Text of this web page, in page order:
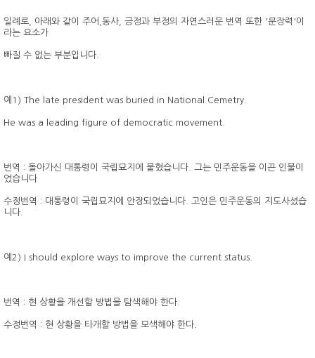
일례로, 아래와 같이 주어,동사, 긍정과 부정의 자연스러운 번역 또한 '문장력'이
라는 요소가
빠질 수 없는 부분입니다.
예1) The late president was buried in National Cemetry.
He was a leading figure of democratic movement.
번역 : 돌아가신 대통령이 국립묘지에 뭍혔습니다. 그는 민주운동을 이끈 인물이
었습니다
수정번역 : 대통령이 국립묘지에 안장되었습니다. 고인은 민주운동의 지도사셨습
니다.
예2) I should explore ways to improve the current status.
번역 : 현 상황을 개선할 방법을 탐색해야 한다.
수정번역 : 현 상황을 타개할 방법을 모색해야 한다.